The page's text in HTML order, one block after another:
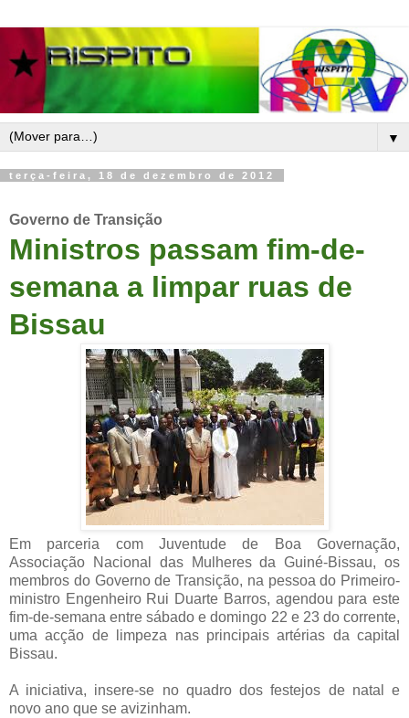
▼
terça-feira, 18 de dezembro de 2012
Governo de Transição
Ministros passam fim-de-
semana a limpar ruas de
Bissau
Em parceria com Juventude de Boa Governação,
Associação Nacional das Mulheres da Guiné-Bissau, os
membros do Governo de Transição, na pessoa do Primeiro-
ministro Engenheiro Rui Duarte Barros, agendou para este
fim-de-semana entre sábado e domingo 22 e 23 do corrente,
uma acção de limpeza nas principais artérias da capital
Bissau.
A iniciativa, insere-se no quadro dos festejos de natal e
novo ano que se avizinham.